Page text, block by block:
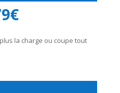
la charge ou coupe tout